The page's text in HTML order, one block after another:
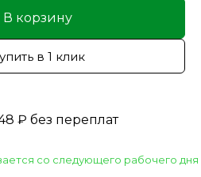
со следующего рабочего дня
В корзину
в 1 клик
₽ без переплат